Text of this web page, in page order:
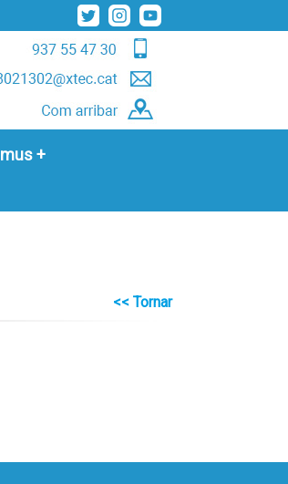
+
<< Tornar